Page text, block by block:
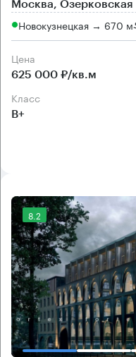
Москва,
Новокузнецкая → 670 м
Цена
625 000 ₽/кв.м
класс
B+
8.2